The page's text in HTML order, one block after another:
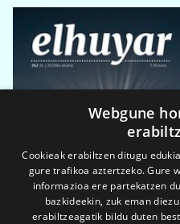
Webgune
Cookieak erabiltzen ditugu
gure trafikoa aztertzeko. Gure
informazioa ere partekatzen
bazkideekin, zuk eman
erabiltzeagatik bildu duten